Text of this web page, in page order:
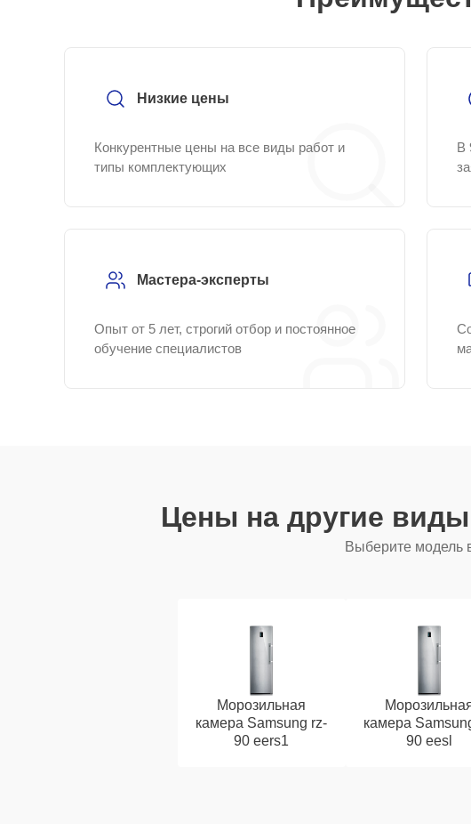
Низкие цены
Конкурентные цены на все виды работ и
типы комплектующих
В
Мастера-эксперты
Опыт от 5 лет, строгий отбор и постоянное
обучение специалистов
Цены на другие
Выберите модель
Морозильная
камера Samsung rz-
90 eers1
камера
90 eesl